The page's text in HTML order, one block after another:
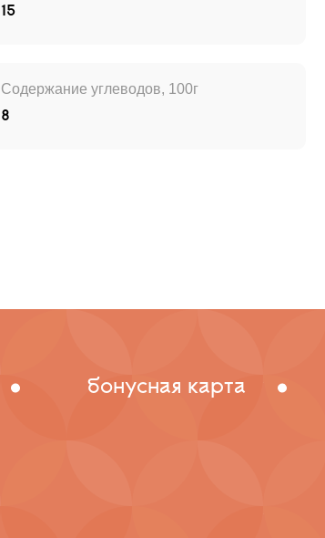
15
Содержание углеводов, 100г
8
бонусная карта